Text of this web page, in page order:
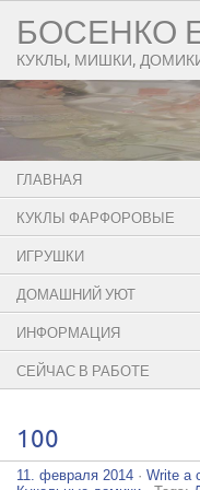
БОСЕНКО
КУКЛЫ, МИШКИ,
ГЛАВНАЯ
КУКЛЫ ФАРФОРОВЫЕ
ИГРУШКИ
ДОМАШНИЙ УЮТ
ИНФОРМАЦИЯ
СЕЙЧАС В РАБОТЕ
100
11. февраля 2014 · Write a